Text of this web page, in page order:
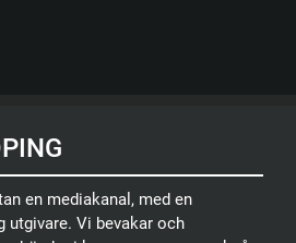
en mediakanal, med en
utgivare. Vi bevakar och